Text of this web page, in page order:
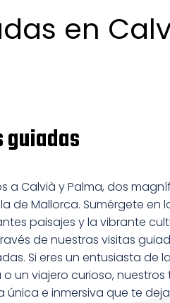
en
a Calvià y Palma, dos
de Mallorca. Sumérgete en
paisajes y la vibrante
de nuestras visitas
Si eres un entusiasta de
un viajero curioso,
única e inmersiva que te